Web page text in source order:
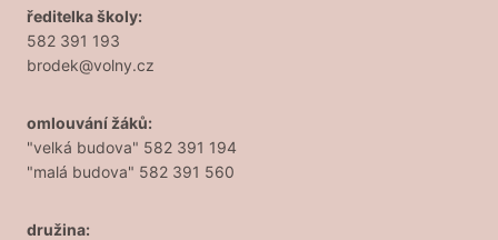
ředitelka školy:
582 391 193
brodek@volny.cz
omlouvání žáků:
"velká budova" 582 391 194
"malá budova" 582 391 560
družina: